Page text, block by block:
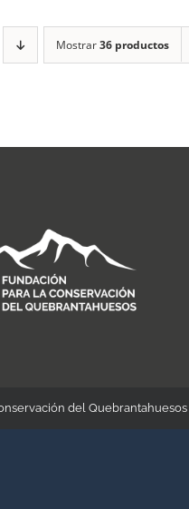
Mostrar36 productos
del Quebrantahuesos |